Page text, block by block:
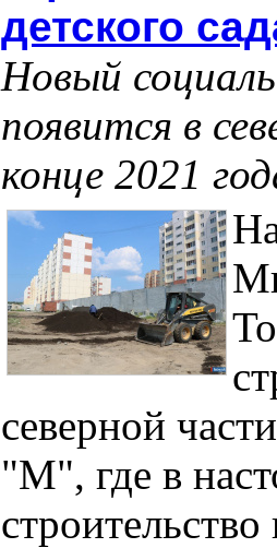
детского
Новый
появится в
конце 2021
северной
"М", где в